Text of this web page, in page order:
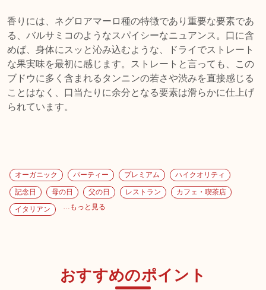
香りには、ネグロアマーロ種の特徴であり重要な要素であ
る、バルサミコのようなスパイシーなニュアンス。口に含
めば、身体にスッと沁み込むような、ドライでストレート
な果実味を最初に感じます。ストレートと言っても、この
ブドウに多く含まれるタンニンの若さや渋みを直接感じる
ことはなく、口当たりに余分となる要素は滑らかに仕上げ
オーガニック パーティー プレミアム ハイクオリティ
記念日 母の日 父の日 レストラン カフェ・喫茶店
イタリアン …もっと見る
おすすめのポイント